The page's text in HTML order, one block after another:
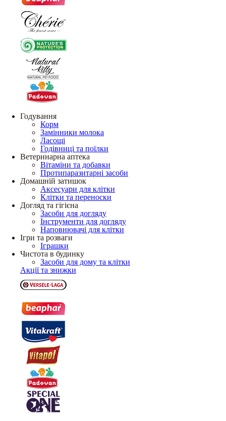
Годування
Корм
Замінники молока
Ласощі
Годівниці та поїлки
Ветеринарна аптека
Вітаміни та добавки
Протипаразитарні засоби
Домашній затишок
Аксесуари для клітки
Клітки та переноски
Догляд та гігієна
Засоби для догляду
Інструменти для догляду
Наповнювачі для клітки
Ігри та розваги
Іграшки
Чистота в будинку
Засоби для дому та клітки
Акції та знижки